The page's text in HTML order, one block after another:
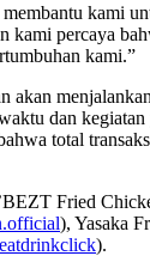
kami
kami percaya
kami.”
akan
dan
total
Fried
), Yasaka
).